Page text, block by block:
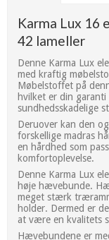
Karma Lux 16
42 lameller
Denne Karma Lux
med kraftig
Møbelstoffet på
hvilket er din
sundhedsskadelige
Deruover kan den
forskellige madras
en hårdhed som
komfortoplevelse.
Denne Karma Lux
høje hævebunde.
meget stærk
holder. Dermed er
at være en kvalitets
Hævebundene er